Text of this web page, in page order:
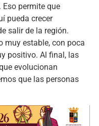
permite que
pueda crecer
salir de la región.
muy estable, con poca
positivo. Al final, las
evolucionan
que las personas